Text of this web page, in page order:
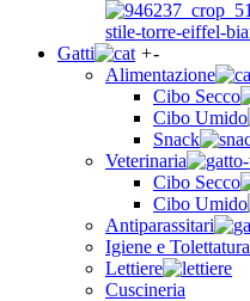
Gatti +-
Alimentazione
Cibo Secco
Cibo Umido
Snack
Veterinaria
Cibo Secco
Cibo Umido
Antiparassitari
Igiene e Tolettatura
Lettiere
Cuscineria